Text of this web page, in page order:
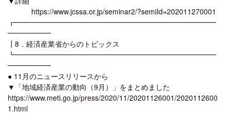
https://www.jcssa.or.jp/seminar2/?semiId=202011270001
┏━━━━━━━━━━━━━━━━━━━━━━━━━━━━
━━━━━━
┃8．経済産業省からのトピックス
┗━━━━━━━━━━━━━━━━━━━━━━━━━━━━
━━━━━━
● 11月のニュースリリースから
▼「地域経済産業の動向（9月）」をまとめました
https://www.meti.go.jp/press/2020/11/20201126001/2020112600
1.html